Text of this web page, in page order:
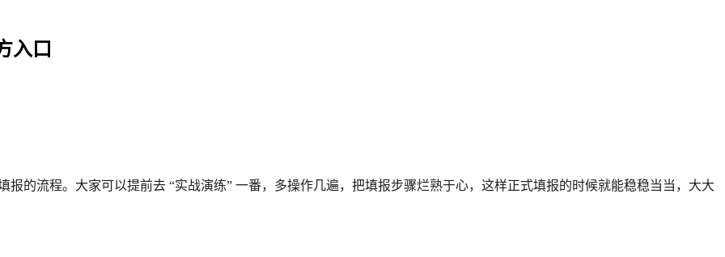
入口
的流程。大家可以提前去 “实战演练” 一番，多操作几遍，把填报步骤烂熟于心，这样正式填报的时候就能稳稳当当，大大